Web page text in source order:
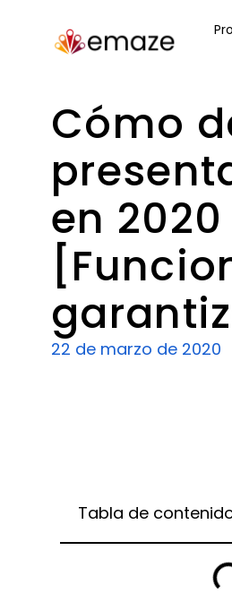
Cómo
en 2020
22 de marzo de 2020
Tabla de